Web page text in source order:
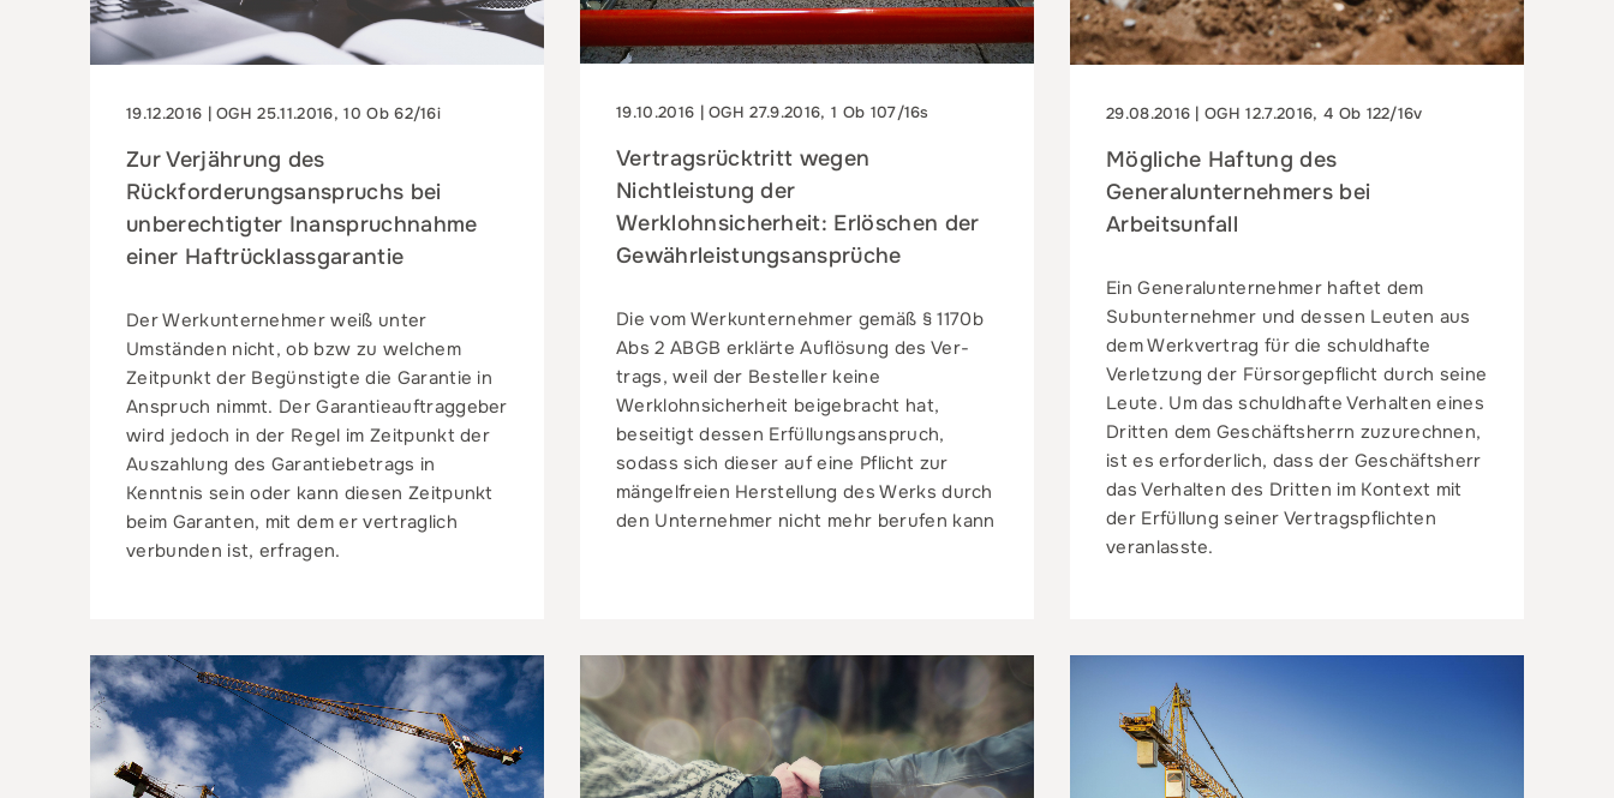
19.12.2016 | OGH 25.11.2016, 10 Ob 62/16i
Zur Verjährung des
Rückforderungsanspruchs bei
unberechtigter Inanspruchnahme
einer Haftrücklassgarantie
Der Werkunternehmer weiß unter
Umständen nicht, ob bzw zu welchem
Zeitpunkt der Begünstigte die Garantie in
Anspruch nimmt. Der Garantieauftraggeber
wird jedoch in der Regel im Zeitpunkt der
Auszahlung des Garantiebetrags in
Kenntnis sein oder kann diesen Zeitpunkt
beim Garanten, mit dem er vertraglich
verbunden ist, erfragen.
19.10.2016 | OGH 27.9.2016, 1 Ob 107/16s
Vertragsrücktritt wegen
Nichtleistung der
Werklohnsicherheit: Erlöschen der
Gewährleistungsansprüche
Die vom Werkunternehmer gemäß § 1170b
Abs 2 ABGB erklärte Auflösung des Ver-
trags, weil der Besteller keine
Werklohnsicherheit beigebracht hat,
beseitigt dessen Erfüllungsanspruch,
sodass sich dieser auf eine Pflicht zur
mängelfreien Herstellung des Werks durch
den Unternehmer nicht mehr berufen kann
29.08.2016 | OGH 12.7.2016, 4 Ob 122/16v
Mögliche Haftung des
Generalunternehmers bei
Arbeitsunfall
Ein Generalunternehmer haftet dem
Subunternehmer und dessen Leuten aus
dem Werkvertrag für die schuldhafte
Verletzung der Fürsorgepflicht durch seine
Leute. Um das schuldhafte Verhalten eines
Dritten dem Geschäftsherrn zuzurechnen,
ist es erforderlich, dass der Geschäftsherr
das Verhalten des Dritten im Kontext mit
der Erfüllung seiner Vertragspflichten
veranlasste.